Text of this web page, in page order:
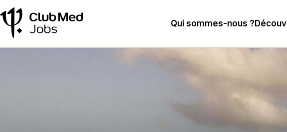
Qui sommes-nous ?